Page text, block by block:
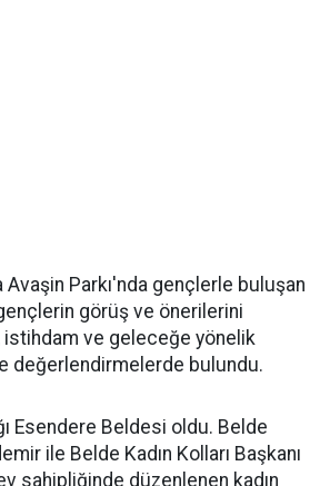
Avaşin Parkı'nda gençlerle buluşan
görüş ve önerilerini
ve geleceğe yönelik
değerlendirmelerde bulundu.
Esendere Beldesi oldu. Belde
ile Belde Kadın Kolları Başkanı
sahipliğinde düzenlenen kadın